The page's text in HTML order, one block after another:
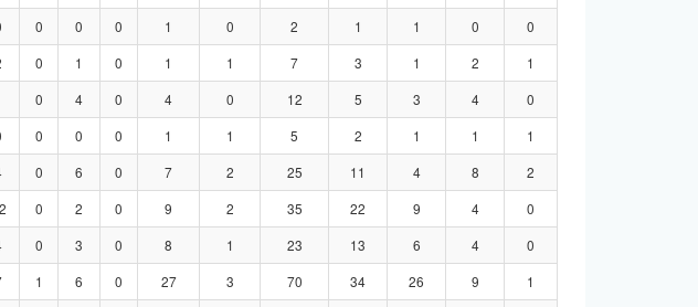
0 0 0 1 0 2 1 1 0
0
0 1 0 1 1 7 3 1 2
1
0 4 0 4 0 12 5 3 4
0
0 0 0 1 1 5 2 1 1
1
0 6 0 7 2 25 11 4 8
2
0 2 0 9 2 35 22 9 4
0
0 3 0 8 1 23 13 6 4
0
1 6 0 27 3 70 34 26 9
1